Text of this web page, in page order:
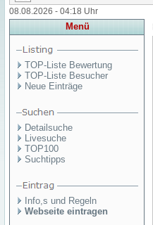
08.08.2026 - 04:18 Uhr
Menü
TOP-Liste Bewertung
TOP-Liste Besucher
Neue Einträge
Detailsuche
Livesuche
TOP100
Suchtipps
Info,s und Regeln
Webseite eintragen